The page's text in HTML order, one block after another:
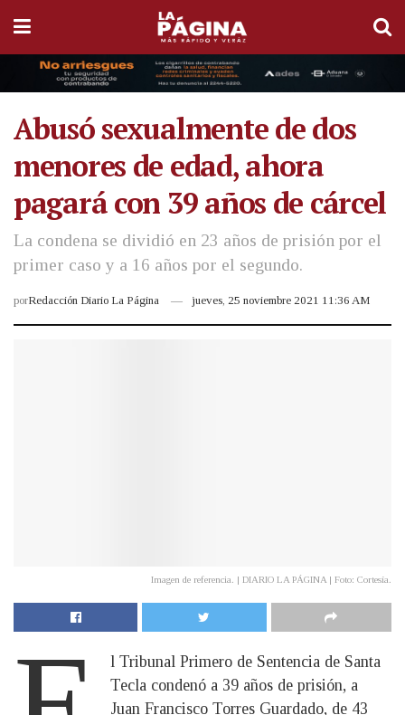
Abusó sexualmente de dos
menores de edad, ahora
pagará con 39 años de cárcel
La condena se dividió en 23 años de prisión por el
primer caso y a 16 años por el segundo.
porRedacción Diario La Página jueves, 25 noviembre 2021 11:36 AM
Imagen de referencia. | DIARIO LA PÁGINA | Foto: Cortesía.
l Tribunal Primero de Sentencia de Santa
Tecla condenó a 39 años de prisión, a
Juan Francisco Torres Guardado, de 43